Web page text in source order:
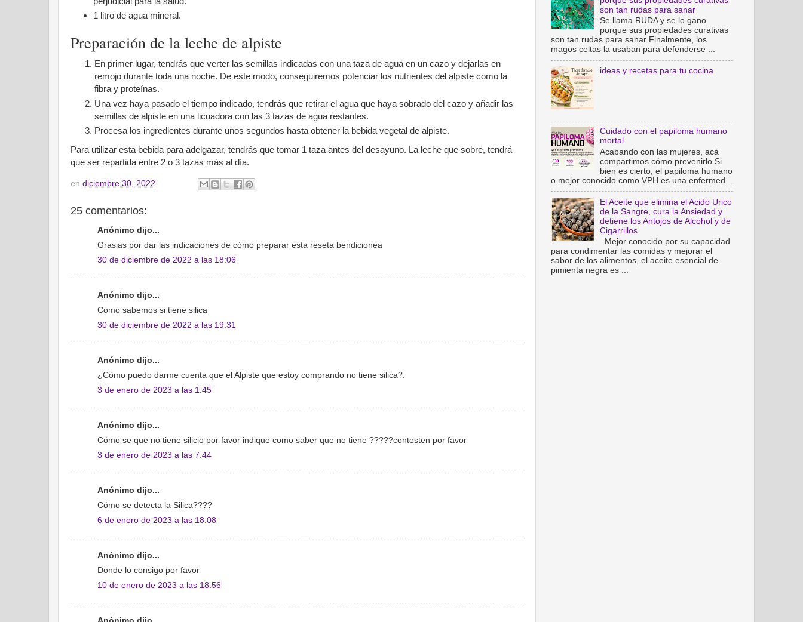
1 litro de agua mineral.
Preparación de la leche de alpiste
En primer lugar, tendrás que verter las semillas indicadas con una taza de agua en un cazo y dejarlas en
remojo durante toda una noche. De este modo, conseguiremos potenciar los nutrientes del alpiste como la
fibra y proteínas.
Una vez haya pasado el tiempo indicado, tendrás que retirar el agua que haya sobrado del cazo y añadir las
semillas de alpiste en una licuadora con las 3 tazas de agua restantes.
Procesa los ingredientes durante unos segundos hasta obtener la bebida vegetal de alpiste.
Para utilizar esta bebida para adelgazar, tendrás que tomar 1 taza antes del desayuno. La leche que sobre, tendrá
que ser repartida entre 2 o 3 tazas más al día.
en diciembre 30, 2022
25 comentarios:
Anónimo dijo...
Grasias por dar las indicaciones de cómo preparar esta reseta bendicionea
30 de diciembre de 2022 a las 18:06
Anónimo dijo...
Como sabemos si tiene silica
30 de diciembre de 2022 a las 19:31
Anónimo dijo...
¿Cómo puedo darme cuenta que el Alpiste que estoy comprando no tiene silica?.
3 de enero de 2023 a las 1:45
Anónimo dijo...
Cómo se que no tiene silicio por favor indique como saber que no tiene ?????contesten por favor
3 de enero de 2023 a las 7:44
Anónimo dijo...
Cómo se detecta la Silica????
6 de enero de 2023 a las 18:08
Anónimo dijo...
Donde lo consigo por favor
10 de enero de 2023 a las 18:56
son tan rudas para sanar
Se llama RUDA y se lo gano
porque sus propiedades curativas
son tan rudas para sanar Finalmente, los
magos celtas la usaban para defenderse ...
ideas y recetas para tu cocina
Cuidado con el papiloma humano
mortal
Acabando con las mujeres, acá
compartimos cómo prevenirlo Si
bien es cierto, el papiloma humano
o mejor conocido como VPH es una enfermed...
El Aceite que elimina el Acido Urico
de la Sangre, cura la Ansiedad y
detiene los Antojos de Alcohol y de
Cigarrillos
Mejor conocido por su capacidad
para condimentar las comidas y mejorar el
sabor de los alimentos, el aceite esencial de
pimienta negra es ...